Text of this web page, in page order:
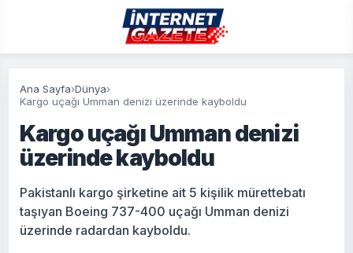
Ana Sayfa›Dünya›
Kargo uçağı Umman denizi üzerinde kayboldu
Kargo uçağı Umman denizi
üzerinde kayboldu
Pakistanlı kargo şirketine ait 5 kişilik mürettebatı
taşıyan Boeing 737-400 uçağı Umman denizi
üzerinde radardan kayboldu.